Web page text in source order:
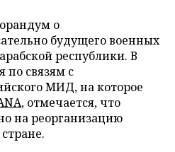
о
будущего военных
республики. В
по связям с
МИД, на которое
, отмечается, что
на реорганизацию